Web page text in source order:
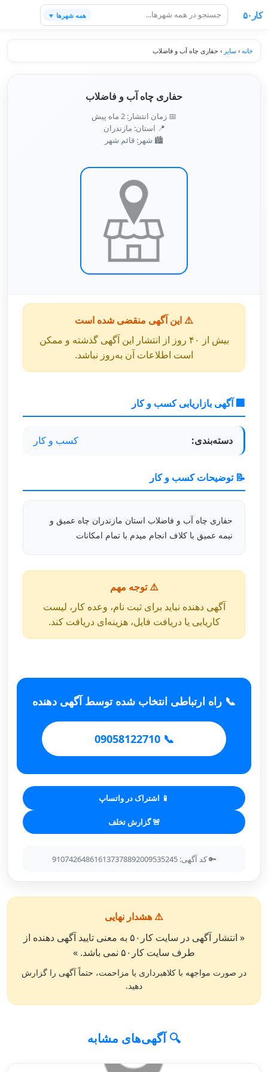
کار۵۰ همه شهرها ▼
خانه › سایر › حفاری چاه آب و فاضلاب
حفاری چاه آب و فاضلاب
📅 زمان انتشار: 2 ماه پیش
📍 استان: مازندران
🏙️ شهر: قائم شهر
⚠️ این آگهی منقضی شده است
بیش از ۴۰ روز از انتشار این آگهی گذشته و ممکن
است اطلاعات آن به‌روز نباشد.
🏢 آگهی بازاریابی کسب و کار
دسته‌بندی: کسب و کار
📝 توضیحات کسب و کار
حفاری چاه آب و فاضلاب استان مازندران چاه عمیق و
نیمه عمیق با کلاف انجام میدم با تمام امکانات
⚠️ توجه مهم
آگهی دهنده نباید برای ثبت نام، وعده کار، لیست
کاریابی یا دریافت فایل، هزینه‌ای دریافت کند.
📞 راه ارتباطی انتخاب شده توسط آگهی دهنده
📞 09058122710
📱 اشتراک در واتساپ
🚨 گزارش تخلف
🔑 کد آگهی: 910742648616137378892009535245
⚠️ هشدار نهایی
« انتشار آگهی در سایت کار۵۰ به معنی تایید آگهی دهنده از
طرف سایت کار۵۰ نمی باشد. »
در صورت مواجهه با کلاهبرداری یا مزاحمت، حتماً آگهی را گزارش
دهید.
🔍 آگهی‌های مشابه